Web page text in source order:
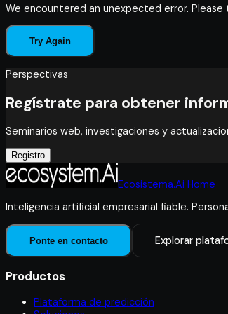
We encountered an unexpected error. Please
Try Again
Perspectivas
Regístrate para obtener
Seminarios web, investigaciones y
Registro
Ecosistema.Ai Home
Inteligencia artificial empresarial fiable.
Ponte en contacto Explorar
Productos
Plataforma de predicción